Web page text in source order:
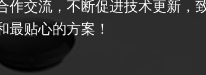
作交流，不断促进技术更新，
最贴心的方案！